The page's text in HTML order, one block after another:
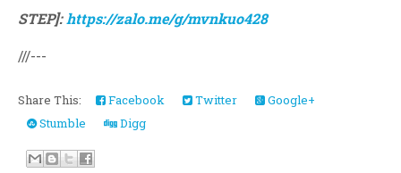
STEP]:https://zalo.me/g/mvnkuo428
///---
Share This: Facebook Twitter
Google+
Stumble
Digg